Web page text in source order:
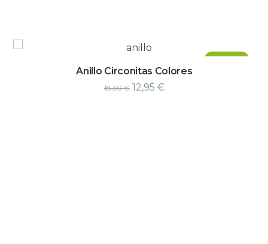
¡Oferta!
Anillo Circonitas Colores
18,50€ 12,95 €